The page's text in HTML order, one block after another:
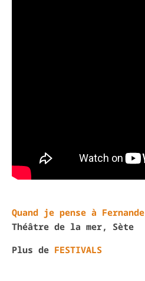
Quand je pense à Fernande
Théâtre de la mer, Sète
Plus de FESTIVALS